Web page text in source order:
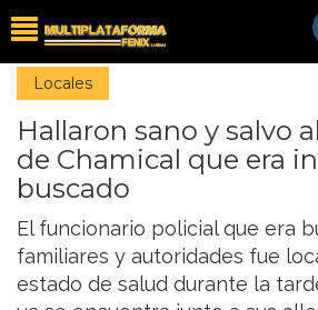
Locales
Hallaron sano y salvo
de Chamical que era
buscado
El funcionario policial que era
familiares y autoridades fue
estado de salud durante la